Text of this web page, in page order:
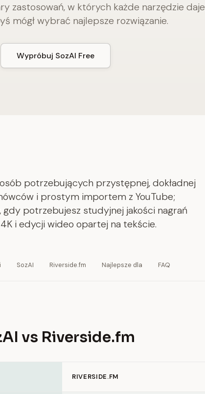
zastosowań, w których każde narzędzie daje
mógł wybrać najlepsze rozwiązanie.
Wypróbuj SozAI Free
potrzebujących przystępnej, dokładnej
i prostym importem z YouTube;
gdy potrzebujesz studyjnej jakości nagrań
i edycji wideo opartej na tekście.
SozAI Riverside.fm Najlepsze dla FAQ
vs Riverside.fm
RIVERSIDE.FM